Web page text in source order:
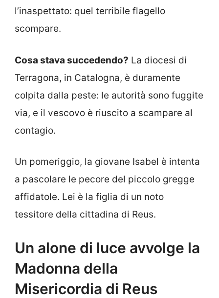
l’inaspettato: quel terribile flagello
scompare.
Cosa stava succedendo? La diocesi di
Terragona, in Catalogna, è duramente
colpita dalla peste: le autorità sono fuggite
via, e il vescovo è riuscito a scampare al
contagio.
Un pomeriggio, la giovane Isabel è intenta
a pascolare le pecore del piccolo gregge
affidatole. Lei è la figlia di un noto
tessitore della cittadina di Reus.
Un alone di luce avvolge la
Madonna della
Misericordia di Reus